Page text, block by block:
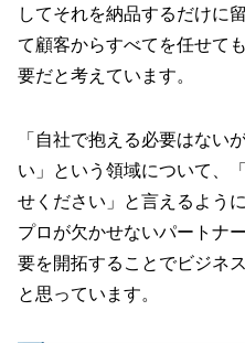
してそれを納品するだけに
て顧客からすべてを任せて
要だと考えています。
「自社で抱える必要はない
い」という領域について、
せください」と言えるよう
プロが欠かせないパートナ
要を開拓することでビジネ
と思っています。